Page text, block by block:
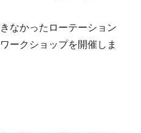
なかったローテーション
ークショップを開催しま